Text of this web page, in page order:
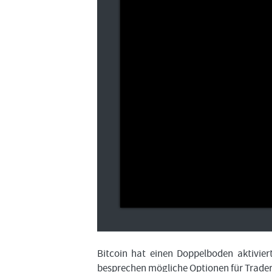
Bitcoin hat einen Doppelboden
besprechen mögliche Optionen für